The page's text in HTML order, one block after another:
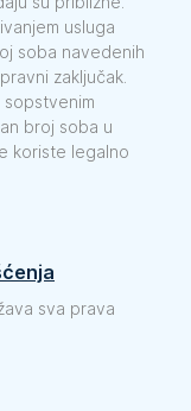
usluga
soba navedenih
zaključak.
broj soba u
koriste legalno
sva prava